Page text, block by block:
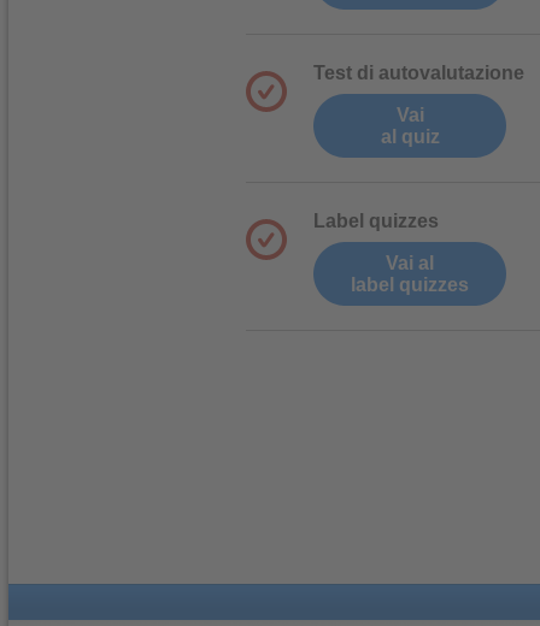
Test di autovalutazione
Vai
al quiz
Label quizzes
Vai al
label quizzes